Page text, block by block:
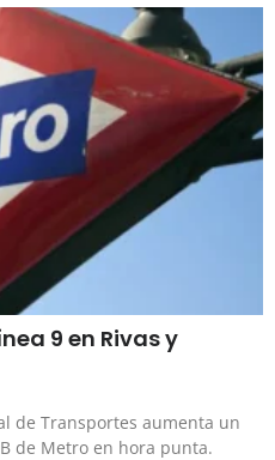
9 en Rivas y
de Transportes aumenta un
de Metro en hora punta.